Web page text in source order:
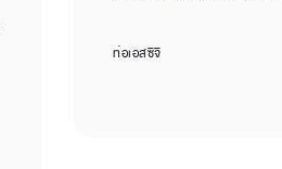
ท่อเอสซีจี